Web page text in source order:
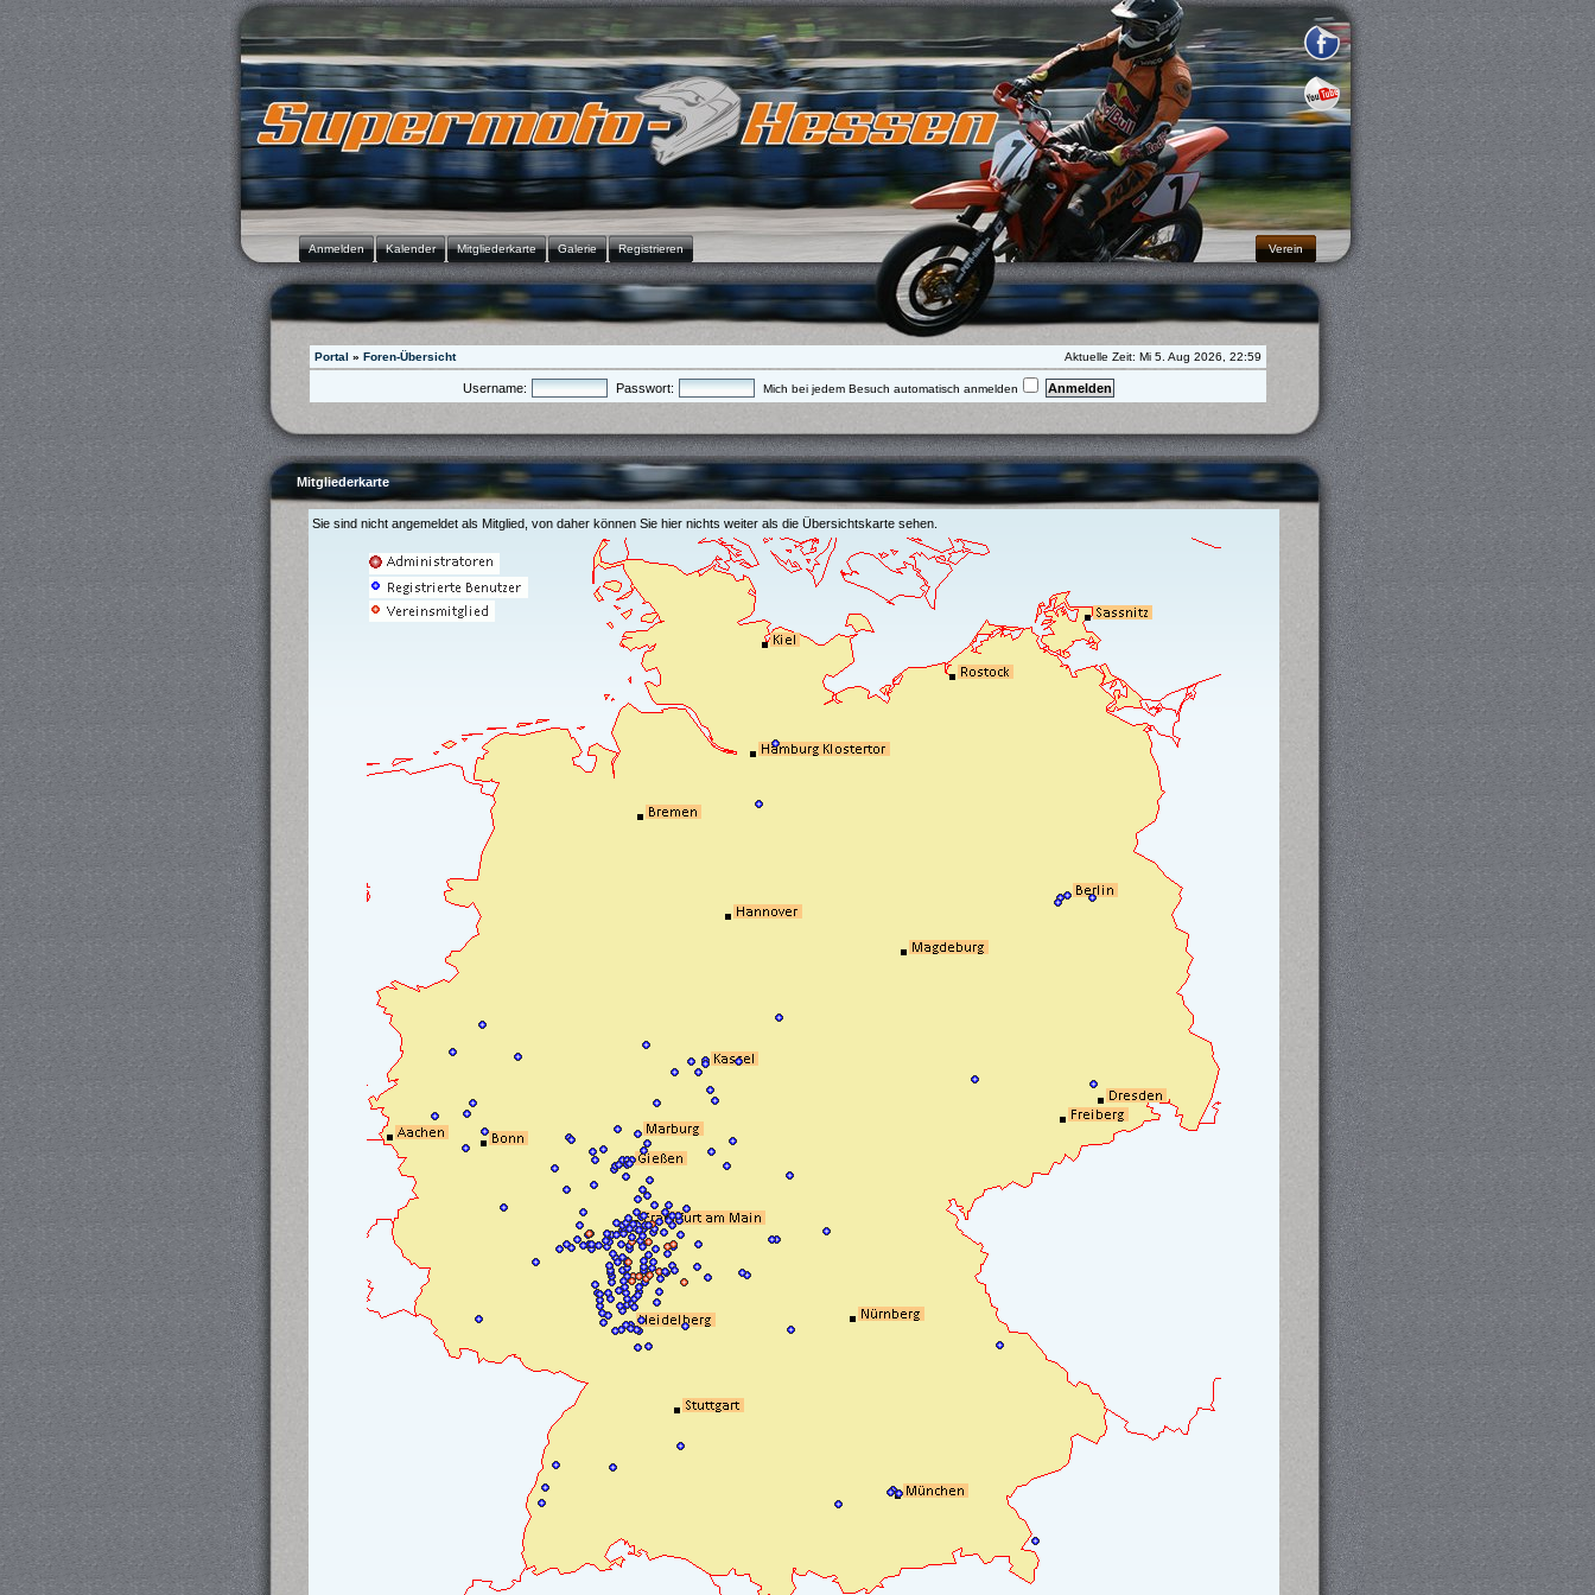
Anmelden Kalender Mitgliederkarte Galerie Registrieren Verein
Portal » Foren-Übersicht Aktuelle Zeit: Mi 5. Aug 2026, 22:59
Username: Passwort: Mich bei jedem Besuch automatisch anmelden
Mitgliederkarte
Sie sind nicht angemeldet als Mitglied, von daher können Sie hier nichts weiter als die Übersichtskarte sehen.